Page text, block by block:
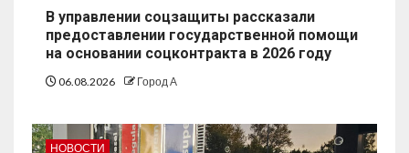
В управлении соцзащиты рассказали
предоставлении государственной помощи
на основании соцконтракта в 2026 году
06.08.2026 Город А
НОВОСТИ